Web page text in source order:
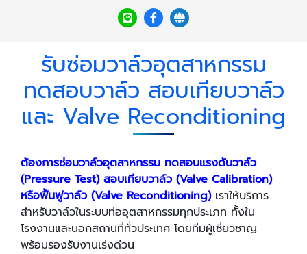
รับซ่อมวาล์วอุตสาหกรรม
ทดสอบวาล์ว สอบเทียบวาล์ว
และ Valve Reconditioning
ต้องการซ่อมวาล์วอุตสาหกรรม ทดสอบแรงดันวาล์ว
(Pressure Test) สอบเทียบวาล์ว (Valve Calibration)
หรือฟื้นฟูวาล์ว (Valve Reconditioning) เราให้บริการ
สำหรับวาล์วในระบบท่ออุตสาหกรรมทุกประเภท ทั้งใน
โรงงานและนอกสถานที่ทั่วประเทศ โดยทีมผู้เชี่ยวชาญ
พร้อมรองรับงานเร่งด่วน